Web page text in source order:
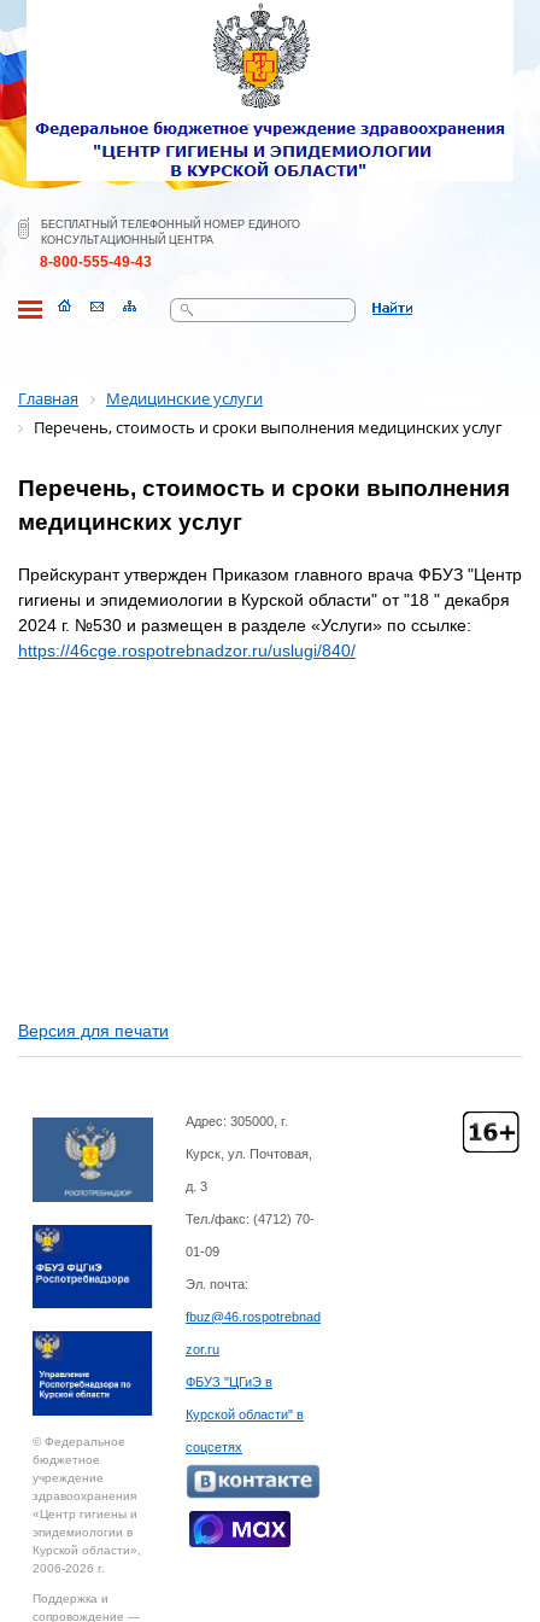
Поиск
БЕСПЛАТНЫЙ ТЕЛЕФОННЫЙ НОМЕР ЕДИНОГО
КОНСУЛЬТАЦИОННЫЙ ЦЕНТРА
8-800-555-49-43
Главная
Медицинские услуги
Перечень, стоимость и сроки выполнения медицинских услуг
Перечень, стоимость и сроки выполнения
медицинских услуг
Прейскурант утвержден Приказом главного врача ФБУЗ "Центр
гигиены и эпидемиологии в Курской области" от "18 " декабря
2024 г. №530 и размещен в разделе «Услуги» по ссылке:
https://46cge.rospotrebnadzor.ru/uslugi/840/
Версия для печати
© Федеральное
бюджетное
учреждение
здравоохранения
«Центр гигиены и
эпидемиологии в
Курской области»,
2006-2026 г.
Поддержка и
сопровождение —
Адрес: 305000, г.
Курск, ул. Почтовая,
д. 3
Тел./факс: (4712) 70-
01-09
Эл. почта:
fbuz@46.rospotrebnad
zor.ru
ФБУЗ "ЦГиЭ в
Курской области" в
соцсетях